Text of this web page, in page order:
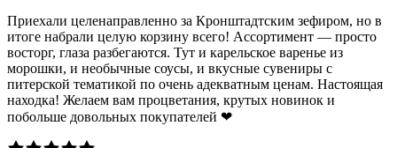
Приехали целенаправленно за Кронштадтским зефиром, но в
итоге набрали целую корзину всего! Ассортимент — просто
восторг, глаза разбегаются. Тут и карельское варенье из
морошки, и необычные соусы, и вкусные сувениры с
питерской тематикой по очень адекватным ценам. Настоящая
находка! Желаем вам процветания, крутых новинок и
побольше довольных покупателей ❤